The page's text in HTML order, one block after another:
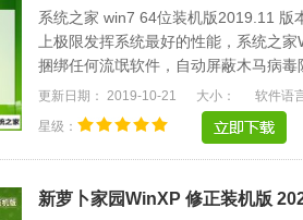
系统之家 win7 64位装机版2019.11 版
上极限发挥系统最好的性能，系统之
捆绑任何流氓软件，自动屏蔽木马病
惯作细心设置。.....
更新日期： 2019-10-21 大小：
软件语
星级：
新萝卜家园WinXP 修正装机版